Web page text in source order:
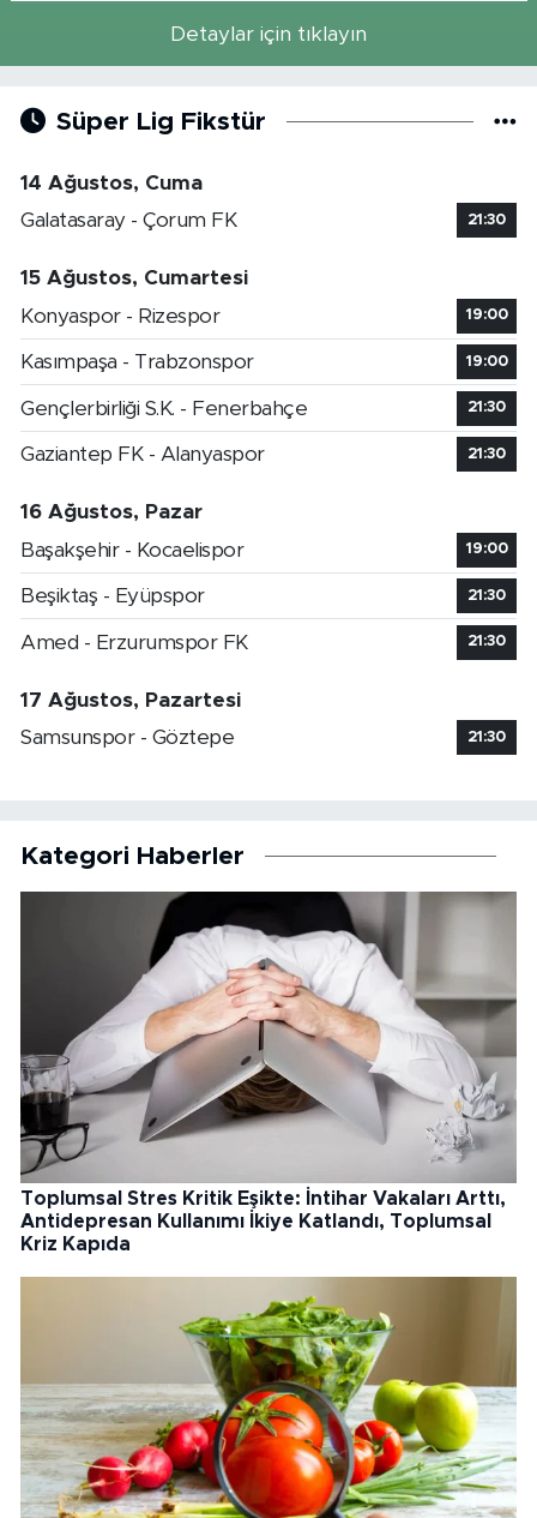
Detaylar için tıklayın
Süper Lig Fikstür
14 Ağustos, Cuma
Galatasaray - Çorum FK
21:30
15 Ağustos, Cumartesi
Konyaspor - Rizespor
19:00
Kasımpaşa - Trabzonspor 19:00
Gençlerbirliği S.K. - Fenerbahçe 21:30
Gaziantep FK - Alanyaspor 21:30
16 Ağustos, Pazar
Başakşehir - Kocaelispor
19:00
Beşiktaş - Eyüpspor 21:30
Amed - Erzurumspor FK 21:30
17 Ağustos, Pazartesi
Samsunspor - Göztepe
21:30
Kategori Haberler
Toplumsal Stres Kritik Eşikte: İntihar Vakaları Arttı,
Antidepresan Kullanımı İkiye Katlandı, Toplumsal
Kriz Kapıda